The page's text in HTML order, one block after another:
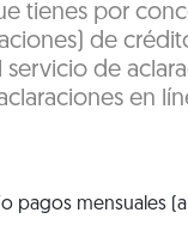
tienes por
de
de
en
pagos mensuales